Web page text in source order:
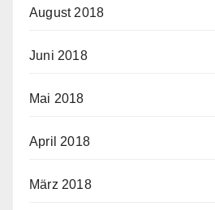
August 2018
Juni 2018
Mai 2018
April 2018
März 2018